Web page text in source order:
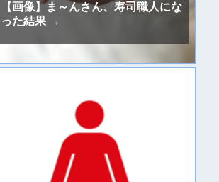
【画像】ま～んさん、寿司職人にな
った結果 →